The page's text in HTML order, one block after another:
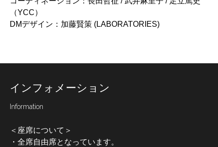
（YCC）
DMデザイン：加藤賢策 (LABORATORIES)
インフォメーション
Information
＜座席について＞
・全席自由席となっています。